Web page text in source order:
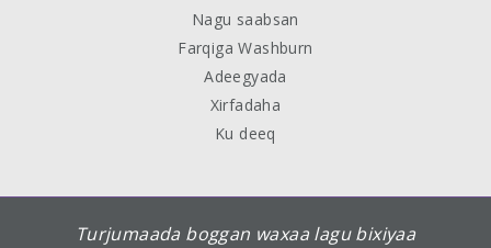
Nagu saabsan
Farqiga Washburn
Adeegyada
Xirfadaha
Ku deeq
Turjumaada boggan waxaa lagu bixiyaa